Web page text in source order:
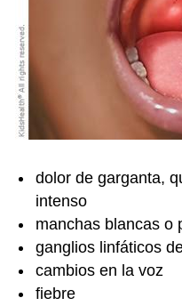
dolor de garganta,
intenso
manchas blancas o
ganglios linfáticos
cambios en la voz
fiebre